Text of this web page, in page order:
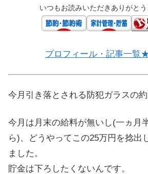
いつもお読みいただきありがとう
プロフィール・記事一覧
今月引き落とされる防犯ガラスの約
今月は月末の給料が無いし(一ヵ月
ら)、どうやってこの25万円を捻出
ました。
貯金は下ろしたくないんです。